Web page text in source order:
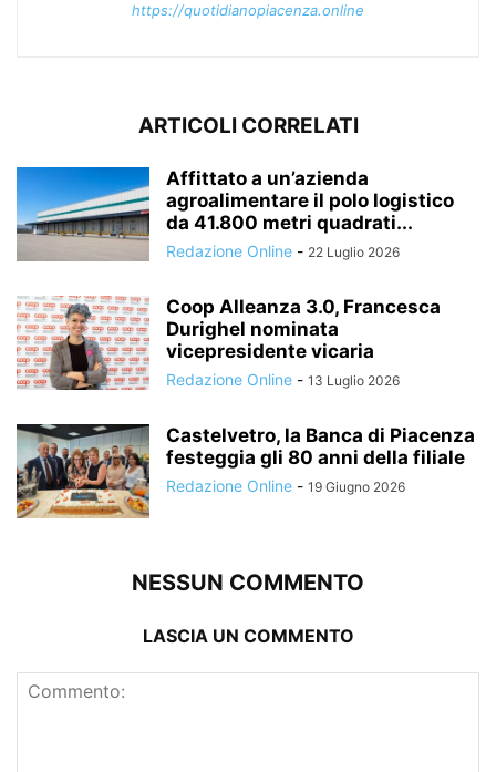
https://quotidianopiacenza.online
ARTICOLI CORRELATI
Affittato a un’azienda
agroalimentare il polo logistico
da 41.800 metri quadrati...
Redazione Online - 22 Luglio 2026
Coop Alleanza 3.0, Francesca
Durighel nominata
vicepresidente vicaria
Redazione Online - 13 Luglio 2026
Castelvetro, la Banca di Piacenza
festeggia gli 80 anni della filiale
Redazione Online - 19 Giugno 2026
NESSUN COMMENTO
LASCIA UN COMMENTO